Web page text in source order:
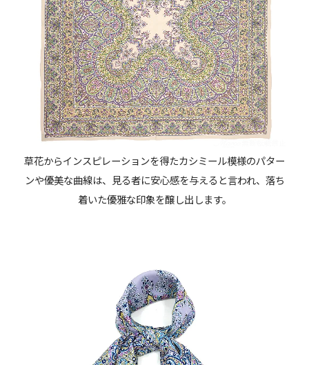
草花からインスピレーションを得たカシミール模様のパター
ンや優美な曲線は、見る者に安心感を与えると言われ、落ち
着いた優雅な印象を醸し出します。